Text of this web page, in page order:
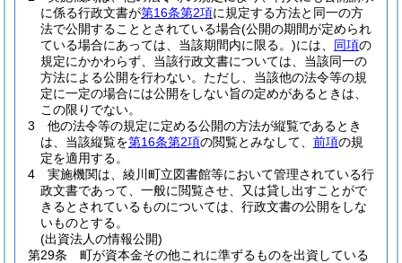
に係る行政文書が第16条第2項に規定する方法と同一の方
法で公開することとされている場合(公開の期間が定められ
ている場合にあっては、当該期間内に限る。)には、 同項の
規定にかかわらず、当該行政文書については、当該同一の
方法による公開を行わない。 ただし、当該他の法令等の規
定に一定の場合には公開をしない旨の定めがあるときは、
この限りでない。
3
他の法令等の規定に定める公開の方法が縦覧であるとき
は、当該縦覧を第16条第2項の閲覧とみなして、 前項の規
定を適用する。
4
実施機関は、綾川町立図書館等において管理されている行
政文書であって、一般に閲覧させ、又は貸し出すことがで
きるとされているものについては、行政文書の公開をしな
いものとする。
(出資法人の情報公開)
第29条
町が資本金その他これに準ずるものを出資している